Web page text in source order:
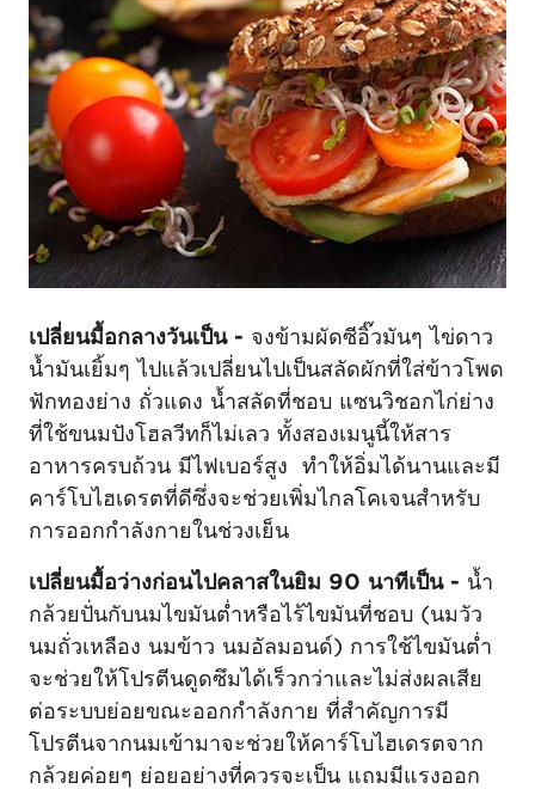
เปลี่ยนมื้อกลางวันเป็น - จงข้ามผัดซีอิ๊วมันๆ ไข่ดาว
น้ำมันเยิ้มๆ ไปแล้วเปลี่ยนไปเป็นสลัดผักที่ใส่ข้าวโพด
ฟักทองย่าง ถั่วแดง น้ำสลัดที่ชอบ แซนวิชอกไก่ย่าง
ที่ใช้ขนมปังโฮลวีทก็ไม่เลว ทั้งสองเมนูนี้ให้สาร
อาหารครบถ้วน มีไฟเบอร์สูง ทำให้อิ่มได้นานและมี
คาร์โบไฮเดรตที่ดีซึ่งจะช่วยเพิ่มไกลโคเจนสำหรับ
การออกกำลังกายในช่วงเย็น
เปลี่ยนมื้อว่างก่อนไปคลาสในยิม 90 นาทีเป็น - น้ำ
กล้วยปั่นกับนมไขมันต่ำหรือไร้ไขมันที่ชอบ (นมวัว
นมถั่วเหลือง นมข้าว นมอัลมอนด์) การใช้ไขมันต่ำ
จะช่วยให้โปรตีนดูดซึมได้เร็วกว่าและไม่ส่งผลเสีย
ต่อระบบย่อยขณะออกกำลังกาย ที่สำคัญการมี
โปรตีนจากนมเข้ามาจะช่วยให้คาร์โบไฮเดรตจาก
กล้วยค่อยๆ ย่อยอย่างที่ควรจะเป็น แถมมีแรงออก